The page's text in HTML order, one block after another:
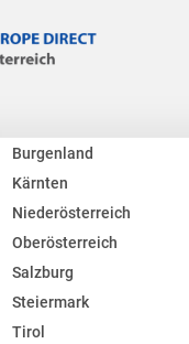
Burgenland
Kärnten
Niederösterreich
Oberösterreich
Salzburg
Steiermark
Tirol